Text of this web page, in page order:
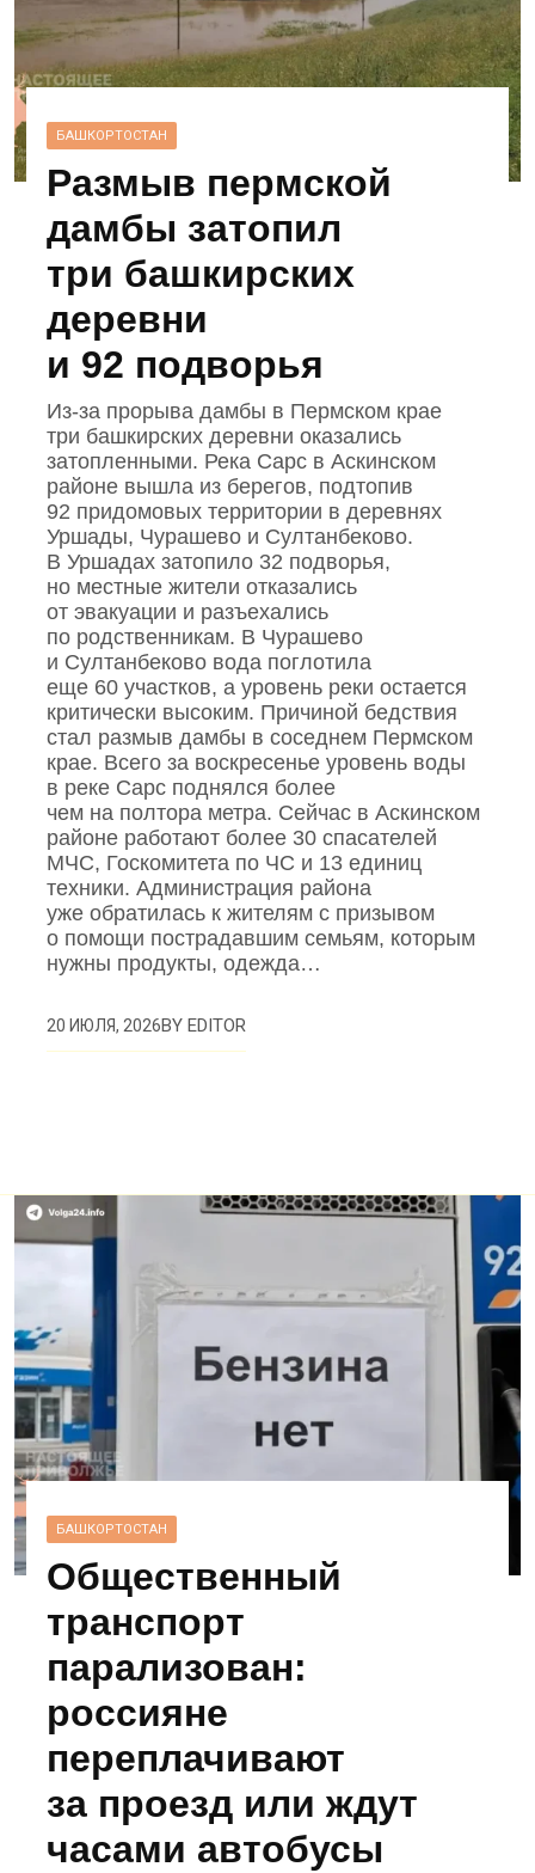
БАШКОРТОСТАН
Размыв пермской
дамбы затопил
три башкирских
деревни
и 92 подворья
Из‑за прорыва дамбы в Пермском крае
три башкирских деревни оказались
затопленными. Река Сарс в Аскинском
районе вышла из берегов, подтопив
92 придомовых территории в деревнях
Уршады, Чурашево и Султанбеково.
В Уршадах затопило 32 подворья,
но местные жители отказались
от эвакуации и разъехались
по родственникам. В Чурашево
и Султанбеково вода поглотила
еще 60 участков, а уровень реки остается
критически высоким. Причиной бедствия
стал размыв дамбы в соседнем Пермском
крае. Всего за воскресенье уровень воды
в реке Сарс поднялся более
чем на полтора метра. Сейчас в Аскинском
районе работают более 30 спасателей
МЧС, Госкомитета по ЧС и 13 единиц
техники. Администрация района
уже обратилась к жителям с призывом
о помощи пострадавшим семьям, которым
нужны продукты, одежда…
20 ИЮЛЯ, 2026BYEDITOR
БАШКОРТОСТАН
Общественный
транспорт
парализован:
россияне
переплачивают
за проезд или ждут
часами автобусы